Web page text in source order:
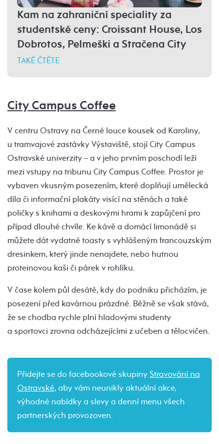
Kam na zahraniční speciality za
studentské ceny: Croissant House, Los
Dobrotos, Pelmeški a Stračena City
TAKÉ ČTĚTE
City Campus Coffee
V centru Ostravy na Černé louce kousek od Karoliny,
u tramvajové zastávky Výstaviště, stojí City Campus
Ostravské univerzity – a v jeho prvním poschodí leží
mezi vstupy na tribunu City Campus Coffee. Prostor je
vybaven vkusným posezením, které doplňují umělecká
díla či informační plakáty visící na stěnách a také
poličky s knihami a deskovými hrami k zapůjčení pro
případ dlouhé chvíle. Ke kávě a domácí limonádě si
můžete dát vydatné toasty s vyhlášeným francouzským
dresinkem, který jinde nenajdete, nebo hutnou
proteinovou kaši či párek v rohlíku.
V čase kolem půl desáté, kdy do podniku přicházím, je
posezení před kavárnou prázdné. Běžně se však stává,
že se chodba rychle plní hladovými studenty
a sportovci zrovna odcházejícími z učeben a tělocvičen.
Přidejte se do facebookové skupinyStravování na
Ostravské, aby vám neunikly aktuální akce,
výhodné nabídky a slevy a denní menu všech
partnerských provozoven.